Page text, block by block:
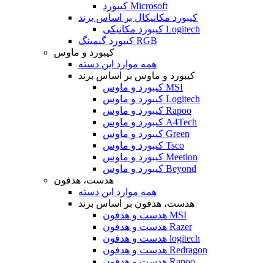
کیبورد Microsoft
کیبورد مکانیکال بر اساس برند
کیبورد مکانیکی Logitech
کیبورد گیمینگ RGB
کیبورد و ماوس
همه موارد این دسته
کیبورد و ماوس بر اساس برند
کیبورد و ماوس MSI
کیبورد و ماوس Logitech
کیبورد و ماوس Rapoo
کیبورد و ماوس A4Tech
کیبورد و ماوس Green
کیبورد و ماوس Tsco
کیبورد و ماوس Meetion
کیبورد و ماوس Beyond
هدست، هدفون
همه موارد این دسته
هدست، هدفون بر اساس برند
هدست و هدفون MSI
هدست و هدفون Razer
هدست و هدفون logitech
هدست و هدفون Redragon